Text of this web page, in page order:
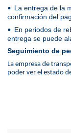
• La entrega de la
confirmación del
• En periodos de
entrega se puede
Seguimiento de
La empresa de
poder ver el estado